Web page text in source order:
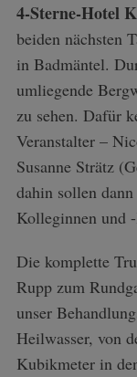
4-Sterne-Hotel
beiden nächsten
in Badmäntel.
umliegende
zu sehen. Dafür
Veranstalter –
Susanne Strätz
dahin sollen
Kolleginnen und
Die komplette
Rupp zum
unser
Heilwasser, von
Kubikmeter in